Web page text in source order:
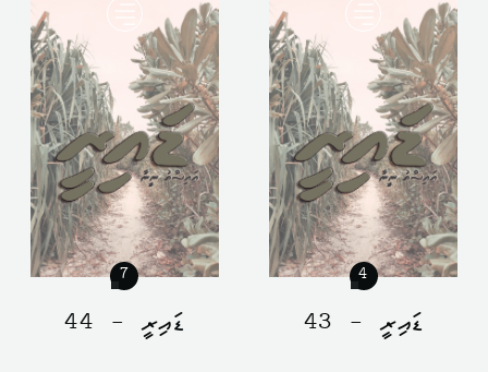
7
ޑައިރީ - 44
4
ޑައިރީ - 43